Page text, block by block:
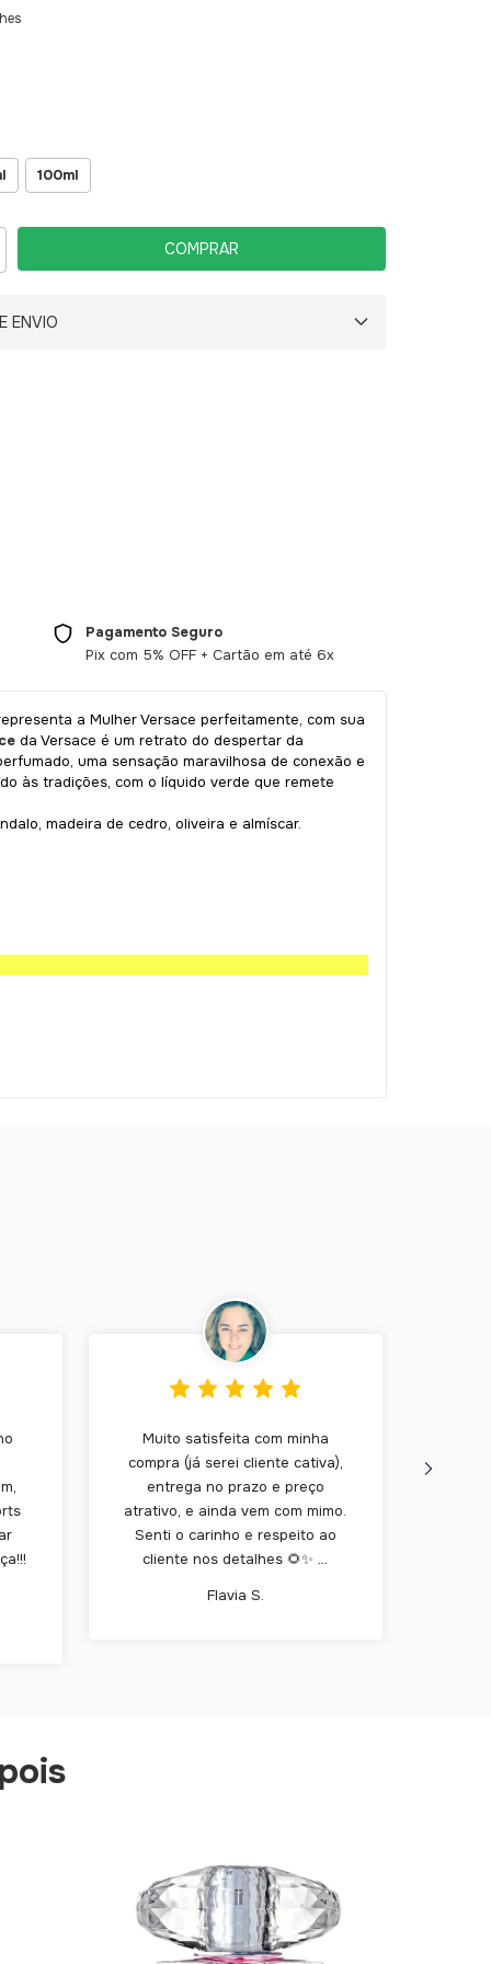
100ml
ENVIO
Pagamento Seguro
Pix com 5% OFF + Cartão em até 6x
a Mulher Versace perfeitamente, com sua
da Versace é um retrato do despertar da
uma sensação maravilhosa de conexão e
às tradições, com o líquido verde que remete
madeira de cedro, oliveira e almíscar.
Muito satisfeita com minha
compra (já serei cliente cativa),
entrega no prazo e preço
atrativo, e ainda vem com mimo.
Senti o carinho e respeito ao
cliente nos detalhes 🌻✨ …
Flavia S.